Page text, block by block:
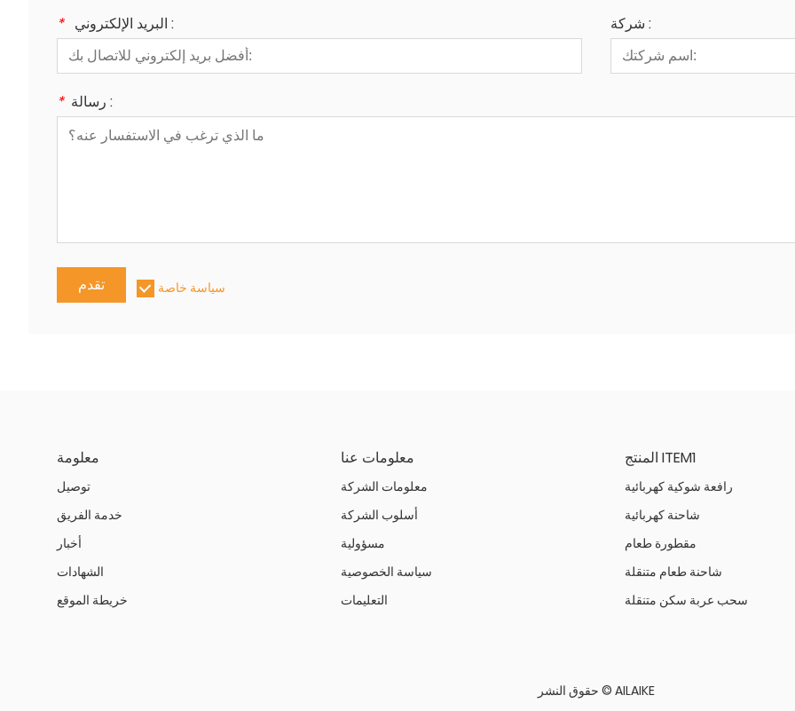
* البريد الإلكتروني : شركة :
* رسالة :
تقدم سياسة خاصة
معلومة
توصيل
خدمة الفريق
أخبار
الشهادات
خريطة الموقع
معلومات عنا
معلومات الشركة
أسلوب الشركة
مسؤولية
سياسة الخصوصية
التعليمات
المنتج ITEM1
رافعة شوكية كهربائية
شاحنة كهربائية
مقطورة طعام
شاحنة طعام متنقلة
سحب عربة سكن متنقلة
حقوق النشر © AILAIKE